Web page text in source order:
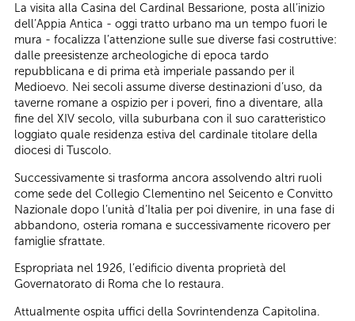
La visita alla Casina del Cardinal Bessarione, posta all’inizio
dell’Appia Antica - oggi tratto urbano ma un tempo fuori le
mura - focalizza l’attenzione sulle sue diverse fasi costruttive:
dalle preesistenze archeologiche di epoca tardo
repubblicana e di prima età imperiale passando per il
Medioevo. Nei secoli assume diverse destinazioni d’uso, da
taverne romane a ospizio per i poveri, fino a diventare, alla
fine del XIV secolo, villa suburbana con il suo caratteristico
loggiato quale residenza estiva del cardinale titolare della
diocesi di Tuscolo.
Successivamente si trasforma ancora assolvendo altri ruoli
come sede del Collegio Clementino nel Seicento e Convitto
Nazionale dopo l’unità d’Italia per poi divenire, in una fase di
abbandono, osteria romana e successivamente ricovero per
famiglie sfrattate.
Espropriata nel 1926, l’edificio diventa proprietà del
Governatorato di Roma che lo restaura.
Attualmente ospita uffici della Sovrintendenza Capitolina.